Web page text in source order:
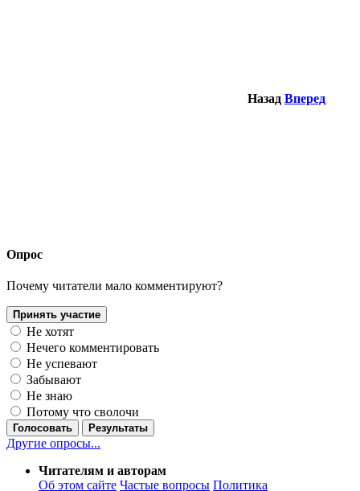
Назад Вперед
Опрос
Почему читатели мало комментируют?
Принять участие
Не хотят
Нечего комментировать
Не успевают
Забывают
Не знаю
Потому что сволочи
Голосовать Результаты
Другие опросы...
Читателям и авторам
Об этом сайте Частые вопросы Политика